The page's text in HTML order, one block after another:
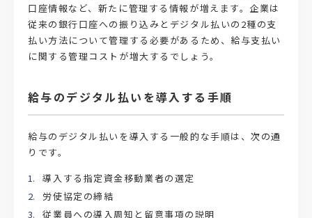
口座情報など、新たに管理する情報が増えます。企業は
従来の銀行口座への振り込みとデジタル払いの2種の支
払い方法について管理する必要があるため、給与支払い
に関する管理コストが増大するでしょう。
給与のデジタル払いを導入する手順
給与のデジタル払いを導入する一般的な手順は、次の通
りです。
導入する指定資金移動業者の選定
労使協定の締結
従業員への導入周知と留意事項の説明